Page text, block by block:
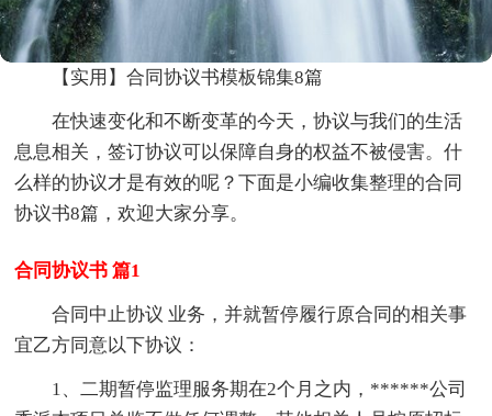
【实用】合同协议书模板锦集8篇
在快速变化和不断变革的今天，协议与我们的生活
息息相关，签订协议可以保障自身的权益不被侵害。什
么样的协议才是有效的呢？下面是小编收集整理的合同
协议书8篇，欢迎大家分享。
合同协议书 篇1
合同中止协议 业务，并就暂停履行原合同的相关事
宜乙方同意以下协议：
1、二期暂停监理服务期在2个月之内，******公司